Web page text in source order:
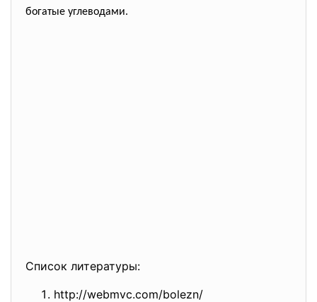
богатые углеводами.
Список литературы:
http://webmvc.com/bolezn/